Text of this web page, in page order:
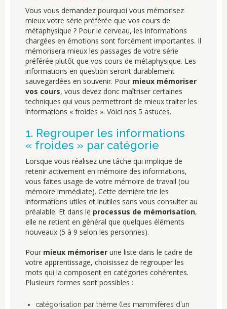
Vous vous demandez pourquoi vous mémorisez
mieux votre série préférée que vos cours de
métaphysique ? Pour le cerveau, les informations
chargées en émotions sont forcément importantes. Il
mémorisera mieux les passages de votre série
préférée plutôt que vos cours de métaphysique. Les
informations en question seront durablement
sauvegardées en souvenir. Pour mieux mémoriser
vos cours, vous devez donc maîtriser certaines
techniques qui vous permettront de mieux traiter les
informations « froides ». Voici nos 5 astuces.
1. Regrouper les informations
« froides » par catégorie
Lorsque vous réalisez une tâche qui implique de
retenir activement en mémoire des informations,
vous faites usage de votre mémoire de travail (ou
mémoire immédiate). Cette dernière trie les
informations utiles et inutiles sans vous consulter au
préalable. Et dans le processus de mémorisation,
elle ne retient en général que quelques éléments
nouveaux (5 à 9 selon les personnes).
Pour mieux mémoriser une liste dans le cadre de
votre apprentissage, choisissez de regrouper les
mots qui la composent en catégories cohérentes.
Plusieurs formes sont possibles :
catégorisation par thème (les mammifères d’un